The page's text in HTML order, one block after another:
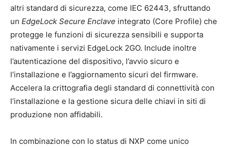
altri standard di sicurezza, come IEC 62443, sfruttando
un EdgeLock Secure Enclave integrato (Core Profile) che
protegge le funzioni di sicurezza sensibili e supporta
nativamente i servizi EdgeLock 2GO. Include inoltre
l’autenticazione del dispositivo, l’avvio sicuro e
l’installazione e l’aggiornamento sicuri del firmware.
Accelera la crittografia degli standard di connettività con
l’installazione e la gestione sicura delle chiavi in ​​siti di
produzione non affidabili.
In combinazione con lo status di NXP come unico